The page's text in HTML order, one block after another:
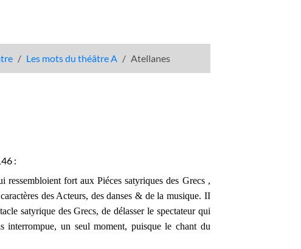
Les mots du théâtre A Atellanes
:
ressembloient fort aux Piéces satyriques des Grecs ,
des Acteurs, des danses & de la musique. II
satyrique des Grecs, de délasser le spectateur qui
interrompue, un seul moment, puisque le chant du